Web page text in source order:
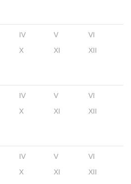
IV V
VI
X XI XII
IV V
VI
X XI XII
IV V
VI
X XI XII